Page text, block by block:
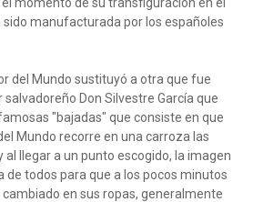
manufacturada por los españoles
del Mundo sustituyó a otra que fue
Don Silvestre García que
"bajadas" que consiste en que
Mundo recorre en una carroza las
al llegar a un punto escogido, la imagen
de todos para que a los pocos minutos
en sus ropas, generalmente